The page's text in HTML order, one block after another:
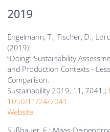
2019
Engelmann, T.; Fischer, D.;
(2019):
“Doing” Sustainability
and Production Contexts -
Comparison.
Sustainability 2019, 11, 7041.;
1050/11/24/7041
Website